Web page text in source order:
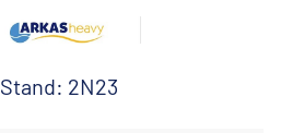
Stand: 2N23